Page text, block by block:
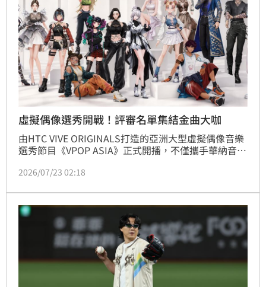
虛擬偶像選秀開戰！評審名單集結金曲大咖
由HTC VIVE ORIGINALS打造的亞洲大型虛擬偶像音樂
選秀節目《VPOP ASIA》正式開播，不僅攜手華納音樂
等重量級歌手擔任評審。四人一致盛讚15位虛擬練習生
染力，反而為華語流行音樂開啟全新可能。
2026/07/23 02:18